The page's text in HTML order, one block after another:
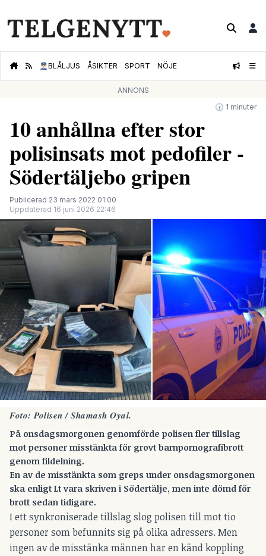
👮🏻‍♂️BLÅLJUS ÅSIKTER SPORT NÖJE
ANNONS
🕝 1 minuter
10 anhållna efter stor
polisinsats mot pedofiler -
Södertäljebo gripen
Publicerad 23 mars 2022 01:00
Uppdaterad 16 juni 2026 22:46
Foto: Polisen / Shamash Oyal.
På onsdagsmorgonen genomförde polisen fler tillslag
mot personer misstänkta för grovt barnpornografibrott
genom fildelning.
En av de misstänkta som greps under onsdagsmorgonen
ska enligt Lt vara skriven i Södertälje, men inte dömd för
brott sedan tidigare.
I ett synkroniserade tillslag slog polisen till mot tio
personer som befunnits sig på olika adressers. Men
ingen av de misstänka männen har en känd koppling